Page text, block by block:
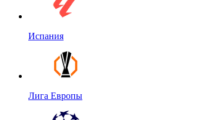
Испания
Лига Европы